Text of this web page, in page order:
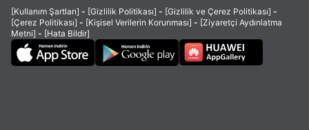
[Kullanım Şartları] - [Gizlilik Politikası] - [Gizlilik ve Çerez Politikası] -
[Çerez Politikası] - [Kişisel Verilerin Korunması] - [Ziyaretçi Aydınlatma
Metni] - [Hata Bildir]